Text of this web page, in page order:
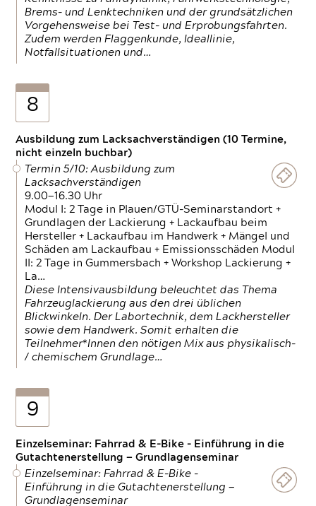
Brems- und Lenktechniken und der grundsätzlichen
Vorgehensweise bei Test- und Erprobungsfahrten.
Zudem werden Flaggenkunde, Ideallinie,
Notfallsituationen und…
8
Ausbildung zum Lacksachverständigen (10 Termine,
nicht einzeln buchbar)
Termin 5/10: Ausbildung zum
Lacksachverständigen
9.00—16.30 Uhr
Modul I: 2 Tage in Plauen/GTÜ-Seminarstandort +
Grundlagen der Lackierung + Lackaufbau beim
Hersteller + Lackaufbau im Handwerk + Mängel und
Schäden am Lackaufbau + Emissionsschäden Modul
II: 2 Tage in Gummersbach + Workshop Lackierung +
La…
Diese Intensivausbildung beleuchtet das Thema
Fahrzeuglackierung aus den drei üblichen
Blickwinkeln. Der Labortechnik, dem Lackhersteller
sowie dem Handwerk. Somit erhalten die
Teilnehmer*Innen den nötigen Mix aus physikalisch-
/ chemischem Grundlage…
9
Einzelseminar: Fahrrad & E-Bike - Einführung in die
Gutachtenerstellung — Grundlagenseminar
Einzelseminar: Fahrrad & E-Bike -
Einführung in die Gutachtenerstellung —
Grundlagenseminar